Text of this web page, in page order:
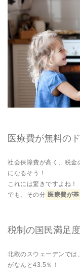
医療費が無料の
社会保障費が高く、税金
になるそう！
これには驚きですよね！
でも、その分 医療費が
税制の国民満足
北欧のスウェーデンでは
がなんと43.5％！